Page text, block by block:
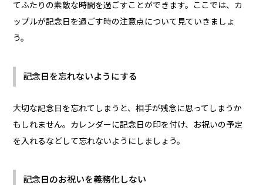
てふたりの素敵な時間を過ごすことができます。ここでは、カ
ップルが記念日を過ごす時の注意点について見ていきましょ
う。
記念日を忘れないようにする
大切な記念日を忘れてしまうと、相手が残念に思ってしまうか
もしれません。カレンダーに記念日の印を付け、お祝いの予定
を入れるなどして忘れないようにしましょう。
記念日のお祝いを義務化しない